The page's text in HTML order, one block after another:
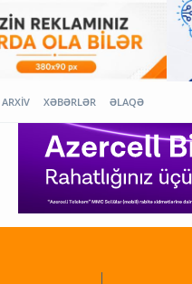
ARXİV XƏBƏRLƏR ƏLAQƏ